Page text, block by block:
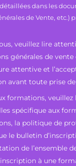
dans les
de Vente,
veuillez lire
générales de
attentive et
avant toute prise de
formations,
spécifique aux
la politique de
le bulletin
de l’ensemble
à une